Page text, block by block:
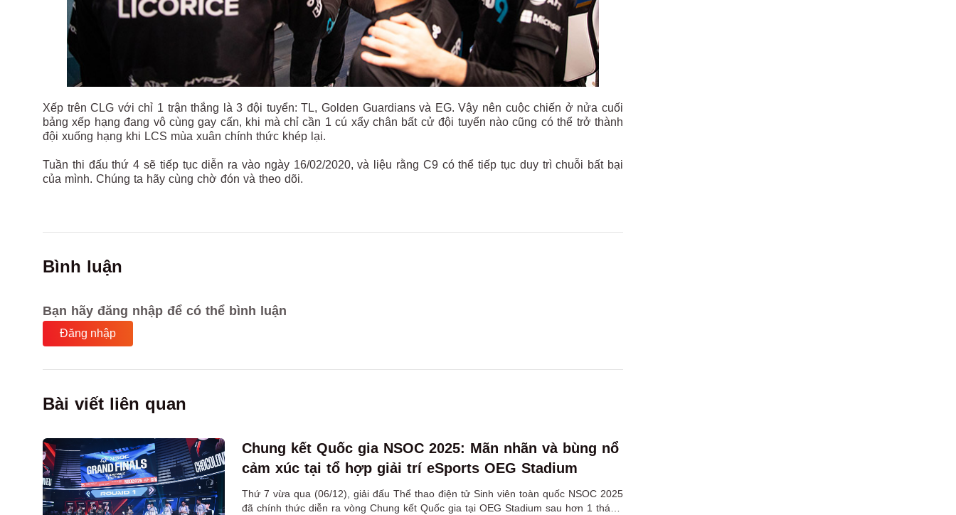
Xếp trên CLG với chỉ 1 trận thắng là 3 đội tuyển: TL, Golden Guardians và EG. Vậy nên cuộc chiến ở nửa cuối
bảng xếp hạng đang vô cùng gay cấn, khi mà chỉ cần 1 cú xẩy chân bất cử đội tuyển nào cũng có thể trở thành
đội xuống hạng khi LCS mùa xuân chính thức khép lại.
Tuần thi đấu thứ 4 sẽ tiếp tục diễn ra vào ngày 16/02/2020, và liệu rằng C9 có thể tiếp tục duy trì chuỗi bất bại
của mình. Chúng ta hãy cùng chờ đón và theo dõi.
Bình luận
Bạn hãy đăng nhập để có thể bình luận
Đăng nhập
Bài viết liên quan
Chung kết Quốc gia NSOC 2025: Mãn nhãn và bùng nổ
cảm xúc tại tổ hợp giải trí eSports OEG Stadium
Thứ 7 vừa qua (06/12), giải đấu Thể thao điện tử Sinh viên toàn quốc NSOC 2025
đã chính thức diễn ra vòng Chung kết Quốc gia tại OEG Stadium sau hơn 1 tháng